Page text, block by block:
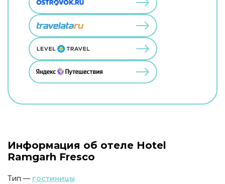
Информация об отеле Hotel
Ramgarh Fresco
Тип — гостиницы